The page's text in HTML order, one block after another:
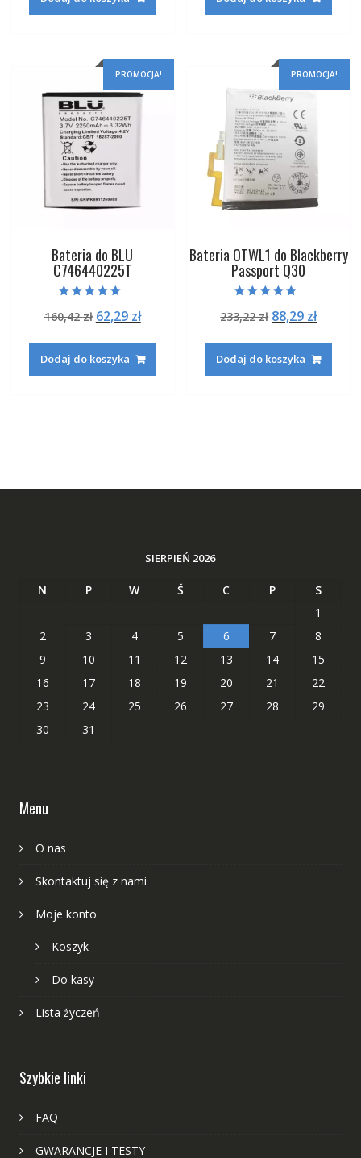
160,42 zł.62,29 zł. 196,82 zł.75,29
PROMOCJA!
Bateria do BLU
C746440225T
5.00
na 5
160,42zł Pierwotna
wynosiła:
160,42 zł.
62,29 złAktualna
62,29 zł.
Dodaj do koszyka
PROMOCJA!
Bateria OTWL1 do Blackberry
Passport Q30
4.50
na 5
233,22zł Pierwotna
wynosiła:
233,22 zł.
88,29 zł
88,29
Dodaj do koszyka
SIERPIEŃ 2026
N P W Ś C P
S
1
2
3 4 5 6 7
8
9
10 11 12 13 14
15
16
17 18 19 20 21
22
23
24 25 26 27 28
29
30
31
Menu
O nas
Skontaktuj się z nami
Moje konto
Koszyk
Do kasy
Lista życzeń
Szybkie linki
FAQ
GWARANCJE I TESTY